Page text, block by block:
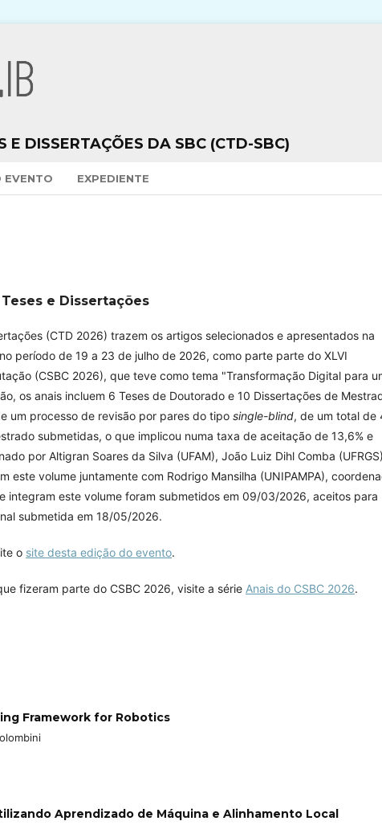
E DISSERTAÇÕES DA SBC (CTD-SBC)
EVENTO EXPEDIENTE
e Dissertações
(CTD 2026) trazem os artigos selecionados e apresentados na
período de 19 a 23 de julho de 2026, como parte parte do XLVI
(CSBC 2026), que teve como tema "Transformação Digital para
os anais incluem 6 Teses de Doutorado e 10 Dissertações de
um processo de revisão por pares do tipo single-blind, de um total de
submetidas, o que implicou numa taxa de aceitação de 13,6% e
por Altigran Soares da Silva (UFAM), João Luiz Dihl Comba
este volume juntamente com Rodrigo Mansilha (UNIPAMPA),
integram este volume foram submetidos em 09/03/2026, aceitos para
submetida em 18/05/2026.
o site desta edição do evento.
fizeram parte do CSBC 2026, visite a série Anais do CSBC 2026.
Framework for Robotics
Aprendizado de Máquina e Alinhamento Local